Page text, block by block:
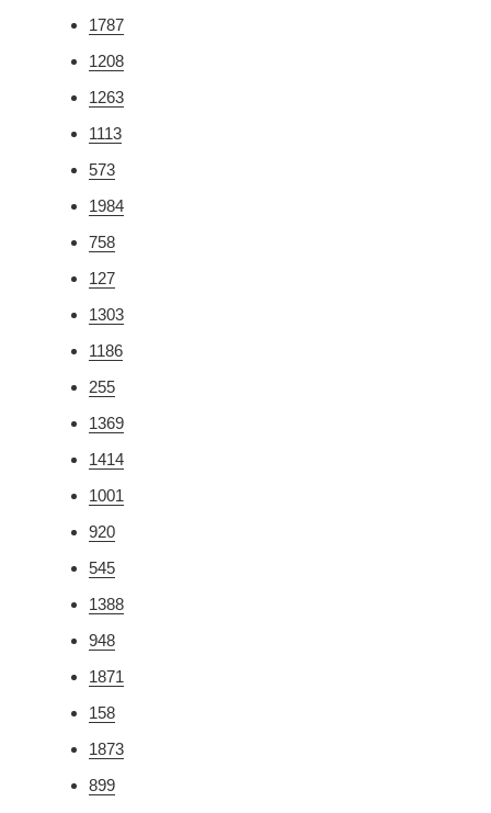
1787
1208
1263
1113
573
1984
758
127
1303
1186
255
1369
1414
1001
920
545
1388
948
1871
158
1873
899